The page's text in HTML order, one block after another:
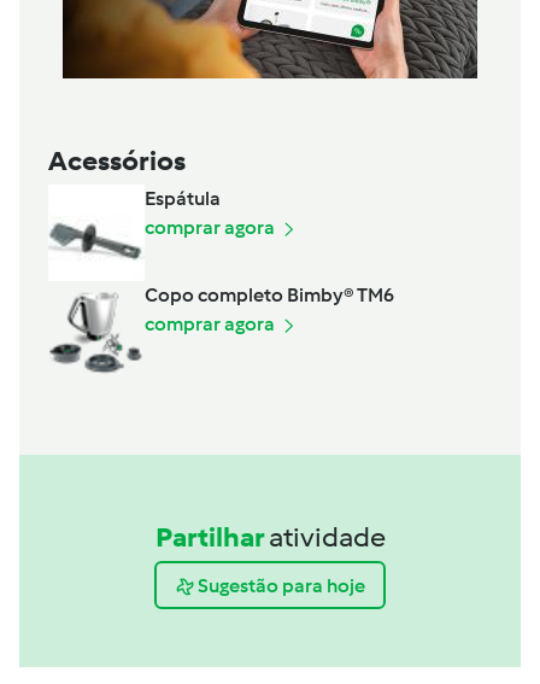
Acessórios
Espátula
comprar agora
Copo completo Bimby® TM6
comprar agora
Partilharatividade
Sugestão para hoje